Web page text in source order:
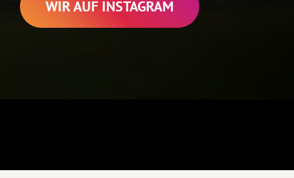
WIR AUF INSTAGRAM